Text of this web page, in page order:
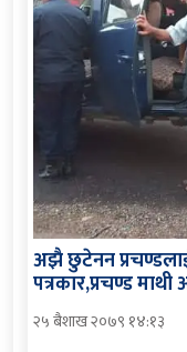
अझै छुटेनन प्रचण्डलाई
पत्रकार,प्रचण्ड
२५ बैशाख २०७९ १४:१३